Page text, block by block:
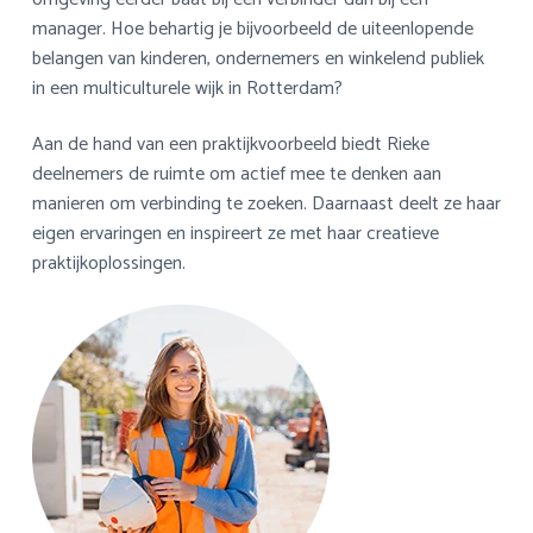
manager. Hoe behartig je bijvoorbeeld de uiteenlopende
belangen van kinderen, ondernemers en winkelend publiek
in een multiculturele wijk in Rotterdam?
Aan de hand van een praktijkvoorbeeld biedt Rieke
deelnemers de ruimte om actief mee te denken aan
manieren om verbinding te zoeken. Daarnaast deelt ze haar
eigen ervaringen en inspireert ze met haar creatieve
praktijkoplossingen.